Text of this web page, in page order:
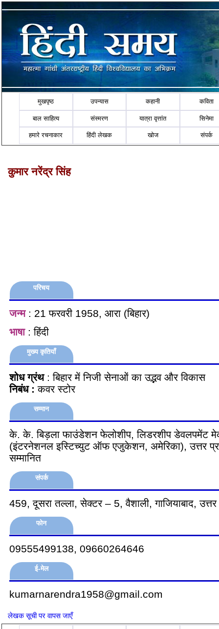
मुखपृष्ठ उपन्यास कहानी कविता
बाल साहित्य संस्मरण यात्रा वृत्तांत सिनेमा
हमारे रचनाकार हिंदी लेखक खोज संपर्क
कुमार नरेंद्र सिंह
परिचय
जन्म: 21 फरवरी 1958, आरा (बिहार)
भाषा: हिंदी
मुख्य कृतियाँ
शोध ग्रंथ : बिहार में निजी सेनाओं का उद्भव और विकास
निबंध :कवर स्टोर
सम्मान
के. के. बिड़ला फाउंडेशन फेलोशीप, लिडरशीप डेवलपमेंट
(इंटरनेशनल इस्टिच्युट ऑफ एजुकेशन, अमेरिका), उत्तर
सम्मानित
संपर्क
459, दूसरा तल्ला, सेक्टर – 5, वैशाली, गाजियाबाद,
फोन
09555499138, 09660264646
ई-मेल
kumarnarendra1958@gmail.com
लेखक सूची पर वापस जाएँ